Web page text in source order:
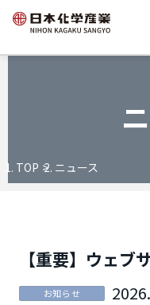
TOP ニュース
【重要】ウェブ
お知らせ